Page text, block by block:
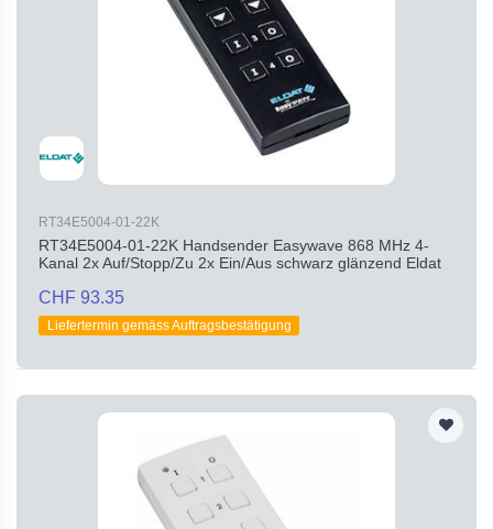
RT34E5004-01-22K
RT34E5004-01-22K Handsender Easywave 868 MHz 4-
Kanal 2x Auf/Stopp/Zu 2x Ein/Aus schwarz glänzend Eldat
CHF 93.35
Liefertermin gemäss Auftragsbestätigung